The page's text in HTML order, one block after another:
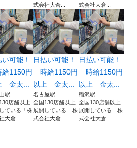
式会社大倉...
式会社大倉...
い可能！
1150円
金太...
駅
店舗以上
ている「株
大倉...
日払い可能！
時給1150円
以上 金太...
名古屋駅
全国130店舗以上
展開している「株
式会社大倉...
日払い可能！
時給1150円
以上 金太...
稲沢駅
全国130店舗以上
展開している「株
式会社大倉...